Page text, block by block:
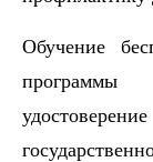
Обучение